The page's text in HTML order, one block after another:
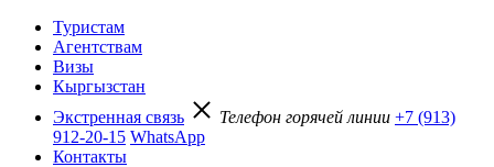
Туристам
Агентствам
Визы
Кыргызстан
Экстренная связь
Телефон горячей линии +7 (913)
912-20-15 WhatsApp
Контакты